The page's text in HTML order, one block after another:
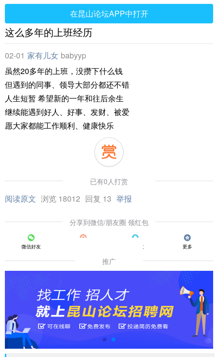
在昆山论坛APP中打开
这么多年的上班经历
02-01 家有儿女 babyyp
虽然20多年的上班，没攒下什么钱
但遇到的同事、领导大部分都还不错
人生短暂 希望新的一年和往后余生
继续能遇到好人、好事、发财、被爱
愿大家都能工作顺利、健康快乐
已有0人打赏
阅读原文 浏览 18012 回复 13 举报
分享到微信/朋友圈 领红包
微信好友 QQ好友 更多
推广